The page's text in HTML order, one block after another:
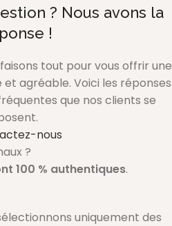
? Nous avons la
!
tout pour vous offrir une
agréable. Voici les réponses
que nos clients se
nous
?
100 % authentiques.
uniquement des